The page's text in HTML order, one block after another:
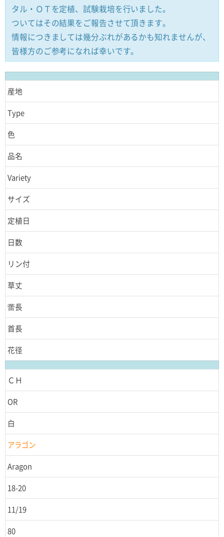
タル・ＯＴを定植、試験栽培を行いました。
ついてはその結果をご報告させて頂きます。
情報につきましては幾分ぶれがあるかも知れませんが、
皆様方のご参考になれば幸いです。
産地
Type
色
品名
Variety
サイズ
定植日
日数
リン付
草丈
蕾長
首長
花径
ＣＨ
OR
白
アラゴン
Aragon
18-20
11/19
80